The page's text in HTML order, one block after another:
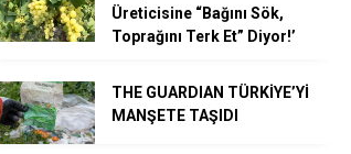
Üreticisine “Bağını Sök,
Toprağını Terk Et” Diyor!’
THE GUARDIAN TÜRKİYE’Yİ
MANŞETE TAŞIDI